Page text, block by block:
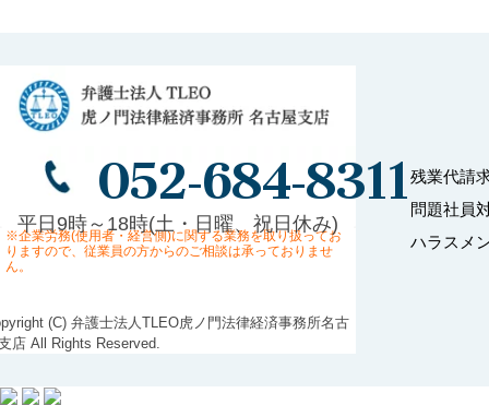
052-684-8311
平日9時～18時(土・日曜、祝日休み)
※企業労務(使用者・経営側)に関する業務を取り扱ってお
りますので、従業員の方からのご相談は承っておりませ
ん。
(C) 弁護士法人TLEO虎ノ門法律経済事務所名古
店 All Rights Reserved.
残業代請
問題社員
ハラスメ